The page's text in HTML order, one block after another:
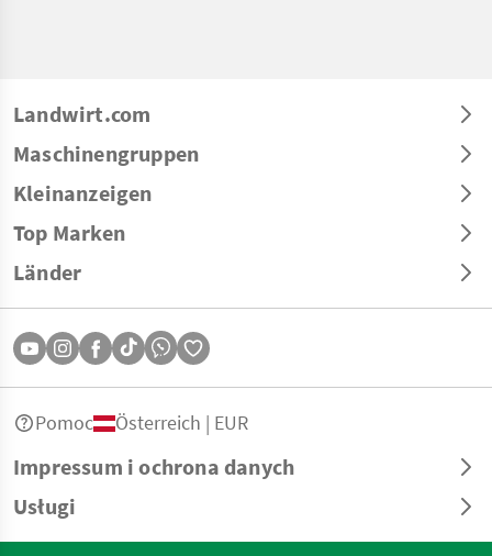
Landwirt.com
Maschinengruppen
Kleinanzeigen
Top Marken
Länder
Impressum i ochrona danych
Usługi
Pomoc Österreich | EUR